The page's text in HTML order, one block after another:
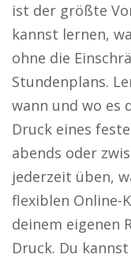
ist der größte
kannst lernen,
ohne die
Stundenplans.
wann und wo es
Druck eines
abends oder
jederzeit üben,
flexiblen Online-
deinem eigenen
Druck. Du